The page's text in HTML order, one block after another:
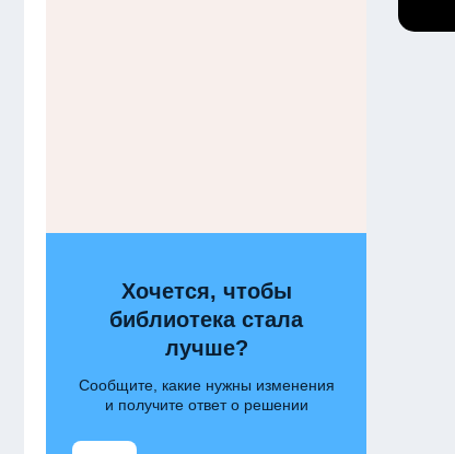
Хочется, чтобы
библиотека стала
лучше?
Сообщите, какие нужны изменения
и получите ответ о решении